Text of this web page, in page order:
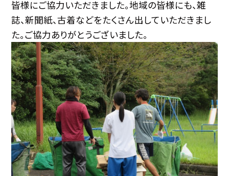
皆様にご協力いただきました。地域の皆様にも、雑
誌、新聞紙、古着などをたくさん出していただきまし
た。ご協力ありがとうございました。